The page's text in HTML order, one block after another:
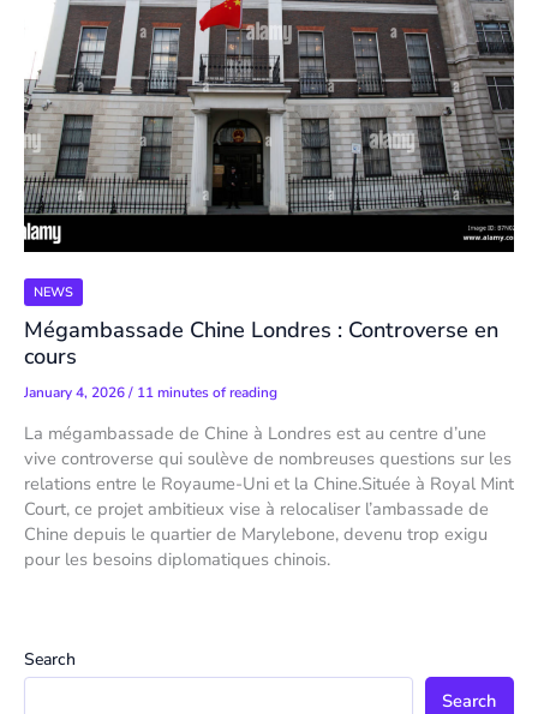
NEWS
Mégambassade Chine Londres : Controverse en
cours
January 4, 2026/ 11 minutes of reading
La mégambassade de Chine à Londres est au centre d’une
vive controverse qui soulève de nombreuses questions sur les
relations entre le Royaume-Uni et la Chine.Située à Royal Mint
Court, ce projet ambitieux vise à relocaliser l’ambassade de
Chine depuis le quartier de Marylebone, devenu trop exigu
pour les besoins diplomatiques chinois.
Search
Search